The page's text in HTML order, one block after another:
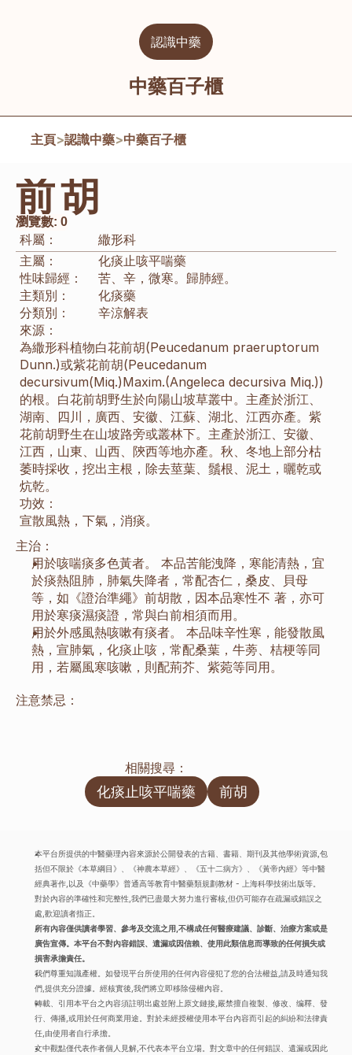
認識中藥
中藥百子櫃
主頁>認識中藥>中藥百子櫃
前胡
瀏覽數: 0
科屬：
繖形科
主屬：
化痰止咳平喘藥
性味歸經：
苦、辛，微寒。歸肺經。
主類別：
化痰藥
分類別：
辛涼解表
來源：
為繖形科植物白花前胡(Peucedanum praeruptorum
Dunn.)或紫花前胡(Peucedanum
decursivum(Miq.)Maxim.(Angeleca decursiva Miq.))
的根。白花前胡野生於向陽山坡草叢中。主產於浙江、
湖南、四川，廣西、安徽、江蘇、湖北、江西亦產。紫
花前胡野生在山坡路旁或叢林下。主產於浙江、安徽、
江西，山東、山西、陝西等地亦產。秋、冬地上部分枯
萎時採收，挖出主根，除去莖葉、鬚根、泥土，曬乾或
炕乾。
功效：
宣散風熱，下氣，消痰。
主治：
用於咳喘痰多色黃者。 本品苦能洩降，寒能清熱，宜
於痰熱阻肺，肺氣失降者，常配杏仁，桑皮、貝母
等，如《證治準繩》前胡散，因本品寒性不 著，亦可
用於寒痰濕痰證，常與白前相須而用。
用於外感風熱咳嗽有痰者。 本品味辛性寒，能發散風
熱，宣肺氣，化痰止咳，常配桑葉，牛蒡、桔梗等同
用，若屬風寒咳嗽，則配荊芥、紫菀等同用。
注意禁忌：
相關搜尋：
化痰止咳平喘藥 前胡
本平台所提供的中醫藥理內容來源於公開發表的古籍、書籍、期刊及其他學術資源,包
括但不限於《本草綱目》、《神農本草經》、《五十二病方》、《黃帝內經》等中醫
經典著作,以及《中藥學》普通高等教育中醫藥類規劃教材 - 上海科學技術出版等。
對於內容的準確性和完整性,我們已盡最大努力進行審核,但仍可能存在疏漏或錯誤之
處,歡迎讀者指正。
所有內容僅供讀者學習、參考及交流之用,不構成任何醫療建議、診斷、治療方案或是
廣告宣傳。本平台不對內容錯誤、遺漏或因信賴、使用此類信息而導致的任何損失或
損害承擔責任。
我們尊重知識產權。如發現平台所使用的任何內容侵犯了您的合法權益,請及時通知我
們,提供充分證據。經核實後,我們將立即移除侵權內容。
轉載、引用本平台之內容須註明出處並附上原文鏈接,嚴禁擅自複製、修改、编釋、發
行、傳播,或用於任何商業用途。對於未經授權使用本平台內容而引起的糾紛和法律責
任,由使用者自行承擔。
文中觀點僅代表作者個人見解,不代表本平台立場。對文章中的任何錯誤、遺漏或因此